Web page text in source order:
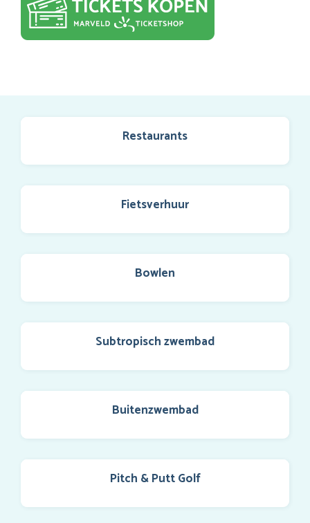
Restaurants
Fietsverhuur
Bowlen
Subtropisch zwembad
Buitenzwembad
Pitch & Putt Golf